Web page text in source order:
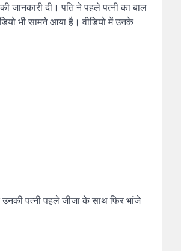
जानकारी दी। पति ने पहले पत्नी का बाल
भी सामने आया है। वीडियो में उनके
पत्नी पहले जीजा के साथ फिर भांजे